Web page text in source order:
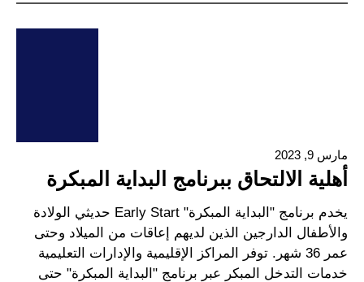
المتعلقة
مارس 9, 2023
أهلية الالتحاق ببرنامج البداية المبكرة
يخدم برنامج "البداية المبكرة" Early Start حديثي الولادة
والأطفال الدارجين الذين لديهم إعاقات من الميلاد وحتى
عمر 36 شهر. توفر المراكز الإقليمية والإدارات التعليمية
خدمات التدخل المبكر عبر برنامج "البداية المبكرة" حتى